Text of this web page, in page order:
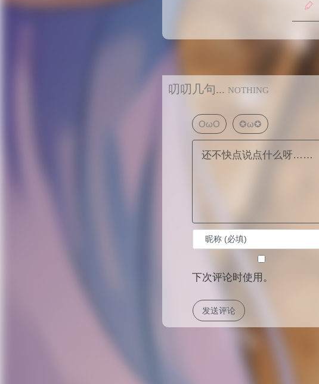

叨叨几句... NOTHING
OωO ✪ω✪
下次评论时使用。